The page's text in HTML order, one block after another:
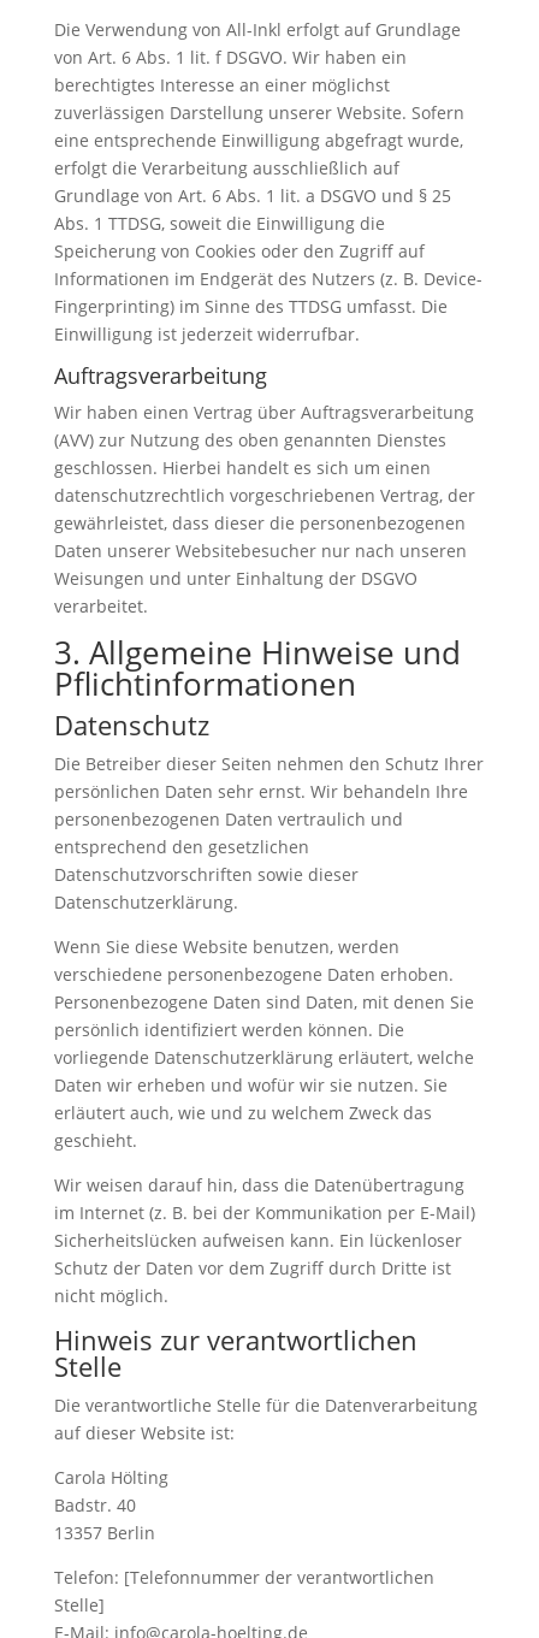
Die Verwendung von All-Inkl erfolgt auf Grundlage
von Art. 6 Abs. 1 lit. f DSGVO. Wir haben ein
berechtigtes Interesse an einer möglichst
zuverlässigen Darstellung unserer Website. Sofern
eine entsprechende Einwilligung abgefragt wurde,
erfolgt die Verarbeitung ausschließlich auf
Grundlage von Art. 6 Abs. 1 lit. a DSGVO und § 25
Abs. 1 TTDSG, soweit die Einwilligung die
Speicherung von Cookies oder den Zugriff auf
Informationen im Endgerät des Nutzers (z. B. Device-
Fingerprinting) im Sinne des TTDSG umfasst. Die
Einwilligung ist jederzeit widerrufbar.
Auftragsverarbeitung
Wir haben einen Vertrag über Auftragsverarbeitung
(AVV) zur Nutzung des oben genannten Dienstes
geschlossen. Hierbei handelt es sich um einen
datenschutzrechtlich vorgeschriebenen Vertrag, der
gewährleistet, dass dieser die personenbezogenen
Daten unserer Websitebesucher nur nach unseren
Weisungen und unter Einhaltung der DSGVO
verarbeitet.
3. Allgemeine Hinweise und
Pflicht­informationen
Datenschutz
Die Betreiber dieser Seiten nehmen den Schutz Ihrer
persönlichen Daten sehr ernst. Wir behandeln Ihre
personenbezogenen Daten vertraulich und
entsprechend den gesetzlichen
Datenschutzvorschriften sowie dieser
Datenschutzerklärung.
Wenn Sie diese Website benutzen, werden
verschiedene personenbezogene Daten erhoben.
Personenbezogene Daten sind Daten, mit denen Sie
persönlich identifiziert werden können. Die
vorliegende Datenschutzerklärung erläutert, welche
Daten wir erheben und wofür wir sie nutzen. Sie
erläutert auch, wie und zu welchem Zweck das
geschieht.
Wir weisen darauf hin, dass die Datenübertragung
im Internet (z. B. bei der Kommunikation per E-Mail)
Sicherheitslücken aufweisen kann. Ein lückenloser
Schutz der Daten vor dem Zugriff durch Dritte ist
nicht möglich.
Hinweis zur verantwortlichen
Stelle
Die verantwortliche Stelle für die Datenverarbeitung
auf dieser Website ist:
Carola Hölting
Badstr. 40
13357 Berlin
Telefon: [Telefonnummer der verantwortlichen
Stelle]
E-Mail: info@carola-hoelting.de